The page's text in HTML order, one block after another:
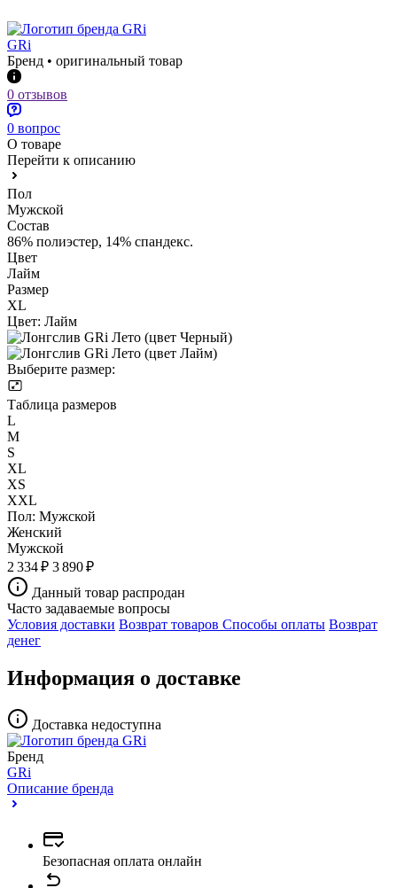
GRi
Бренд • оригинальный товар
0 отзывов
0 вопрос
О товаре
Перейти к описанию
Пол
Мужской
Состав
86% полиэстер, 14% спандекс.
Цвет
Лайм
Размер
XL
Цвет: Лайм
Выберите размер:
Таблица размеров
L
M
S
XL
XS
XXL
Пол: Мужской
Женский
Мужской
2 334 ₽ 3 890 ₽
Данный товар распродан
Часто задаваемые вопросы
Условия доставки Возврат товаров Способы оплаты Возврат
денег
Информация о доставке
Доставка недоступна
Бренд
GRi
Описание бренда
Безопасная оплата онлайн